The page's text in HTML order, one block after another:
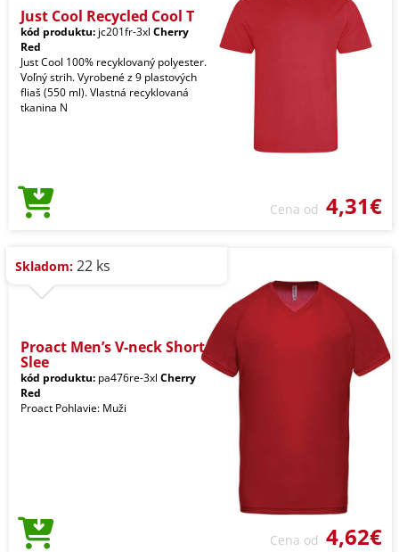
Just Cool Recycled Cool T
kód produktu: jc201fr-3xl Cherry
Red
Just Cool 100% recyklovaný polyester.
Voľný strih. Vyrobené z 9 plastových
fliaš (550 ml). Vlastná recyklovaná
tkanina N
Cena od 4,31€
Skladom: 22 ks
Proact Men’s V-neck Short
Slee
kód produktu: pa476re-3xl Cherry
Red
Proact Pohlavie: Muži
Cena od 4,62€